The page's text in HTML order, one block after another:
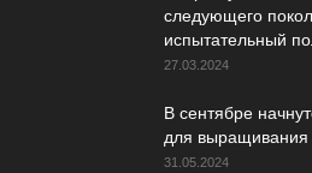
следующего
испытательный
27.03.2024
В сентябре
для выращивания
31.05.2024